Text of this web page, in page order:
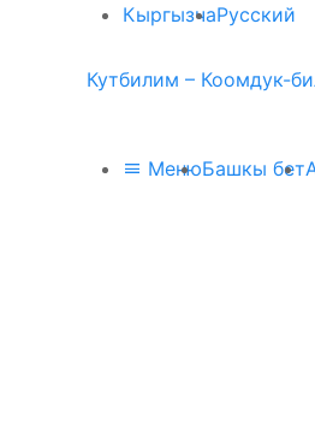
КыргызчаРусский
Кутбилим – Коомдук-
МенюБашкы бет